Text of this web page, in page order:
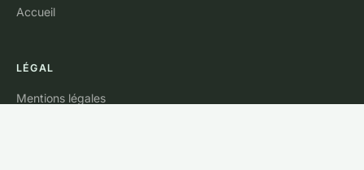
Accueil
LÉGAL
Mentions légales